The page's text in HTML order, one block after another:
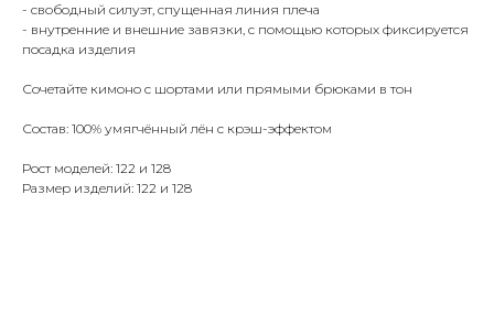
- свободный силуэт, спущенная линия плеча
- внутренние и внешние завязки, с помощью которых фиксируется
посадка изделия
Сочетайте кимоно с шортами или прямыми брюками в тон
Состав: 100% умягчённый лён с крэш-эффектом
Рост моделей: 122 и 128
Размер изделий: 122 и 128